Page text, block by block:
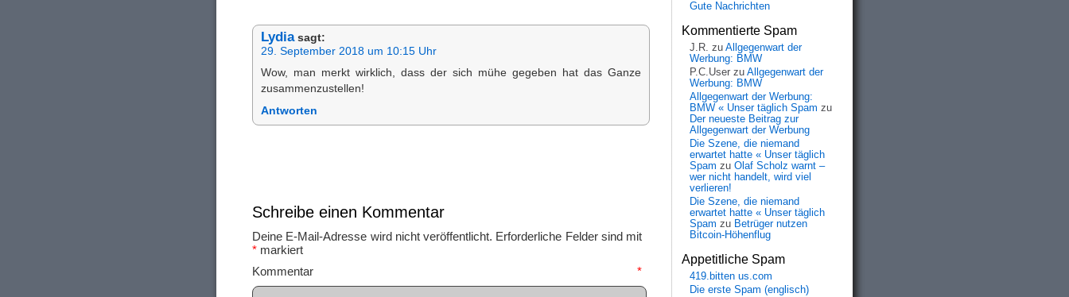
Lydia sagt:
29. September 2018 um 10:15 Uhr
Wow, man merkt wirklich, dass der sich mühe gegeben hat das Ganze
zusammenzustellen!
Antworten
Schreibe einen Kommentar
Deine E-Mail-Adresse wird nicht veröffentlicht. Erforderliche Felder sind mit
* markiert
Kommentar *
Gute Nachrichten
Kommentierte Spam
J.R. zu Allgegenwart der
Werbung: BMW
P.C.User zu Allgegenwart der
Werbung: BMW
Allgegenwart der Werbung:
BMW « Unser täglich Spam zu
Der neueste Beitrag zur
Allgegenwart der Werbung
Die Szene, die niemand
erwartet hatte « Unser täglich
Spam zu Olaf Scholz warnt –
wer nicht handelt, wird viel
verlieren!
Die Szene, die niemand
erwartet hatte « Unser täglich
Spam zu Betrüger nutzen
Bitcoin-Höhenflug
Appetitliche Spam
419.bitten us.com
Die erste Spam (englisch)